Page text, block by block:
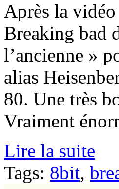
Après la
Breaking bad
l’ancienne »
alias
80. Une très
Vraiment
Lire la suite
Tags: 8bit,